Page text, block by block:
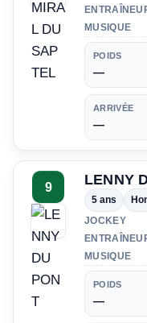
MUSIQUE
POIDS
—
ARRIVÉE
—
9 LENNY
5 ans
JOCKEY
MUSIQUE
POIDS
—